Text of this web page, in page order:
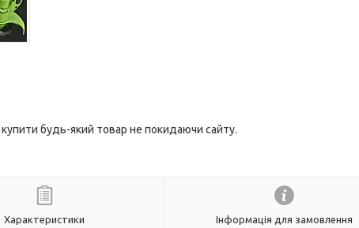
будь-який товар не покидаючи сайту.
Характеристики Інформація для замовлення